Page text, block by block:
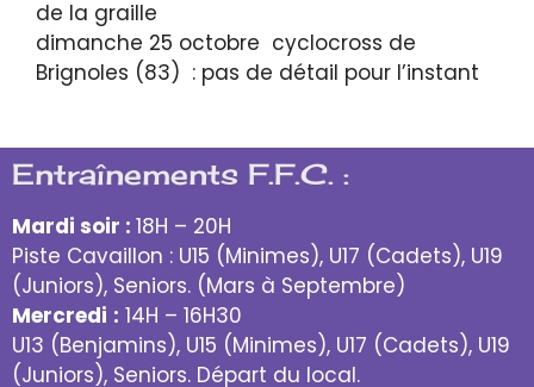
de la graille
dimanche 25 octobre cyclocross de
Brignoles (83) : pas de détail pour l’instant
Entraînements F.F.C. :
Mardi soir : 18H – 20H
Piste Cavaillon : U15 (Minimes), U17 (Cadets), U19
(Juniors), Seniors. (Mars à Septembre)
Mercredi : 14H – 16H30
U13 (Benjamins), U15 (Minimes), U17 (Cadets), U19
(Juniors), Seniors. Départ du local.